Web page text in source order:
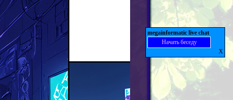
megainformatic live chat
Начать беседу
X